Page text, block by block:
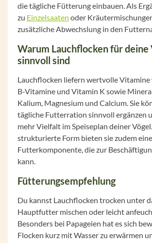
die tägliche Fütterung einbauen. Als
zu Einzelsaaten oder
zusätzliche Abwechslung in den
Warum Lauchflocken für deine
sinnvoll sind
Lauchflocken liefern wertvolle Vitamine
B-Vitamine und Vitamin K sowie
Kalium, Magnesium und Calcium. Sie
tägliche Futterration sinnvoll ergänzen
mehr Vielfalt im Speiseplan deiner
strukturierte Form bieten sie zudem
Futterkomponente, die zur
kann.
Fütterungsempfehlung
Du kannst Lauchflocken trocken unter
Hauptfutter mischen oder leicht
Besonders bei Papageien hat es sich
Flocken kurz mit Wasser zu erwärmen